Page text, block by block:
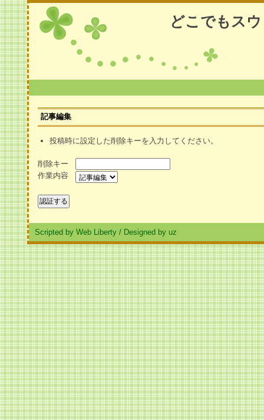
どこでもス
記事編集
投稿時に設定した削除キーを入力してください。
削除キー
作業内容
Scripted by Web Liberty / Designed by uz